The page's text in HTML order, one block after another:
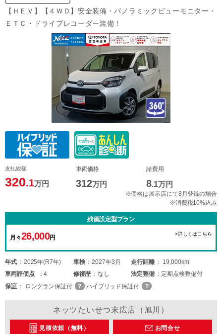
【ＨＥＶ】【４ＷＤ】安全装備・パノラミックビューモニター・
ＥＴＣ・ドライブレコーダー装備！
支払総額
320.1万円
車両価格
312万円
諸費用
8.1万円
※価格は展示店にて8月登録の場合
※消費税10%込み
残価設定型プラン
月々26,000円
>詳しくはこちら
年式 2025年(R7年) 車検 2027年3月 走行距離
19,000km
車両評価点 4 修復歴 なし 法定整備
定期点検整備付
保証
ロングラン保証付 ハイブリッド保証付
ネッツたいせつ末広店（旭川）
見積依頼（無料） お問合せ